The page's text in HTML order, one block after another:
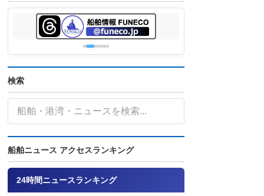
検索
船舶ニュース アクセスランキング
24時間ニュースランキング